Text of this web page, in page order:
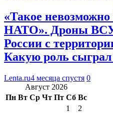
«Такое невозможно
НАТО». Дроны ВСУ
России с
Какую роль сыграл
Lenta.ru4 месяца спустя 0
Август 2026
Пн Вт Ср Чт Пт Сб Вс
1
2